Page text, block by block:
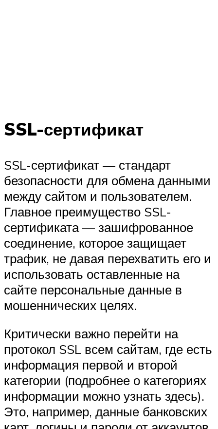
SSL-сертификат
SSL-сертификат — стандарт
безопасности для обмена данными
между сайтом и пользователем.
Главное преимущество SSL-
сертификата — зашифрованное
соединение, которое защищает
трафик, не давая перехватить его и
использовать оставленные на
сайте персональные данные в
мошеннических целях.
Критически важно перейти на
протокол SSL всем сайтам, где есть
информация первой и второй
категории (подробнее о категориях
информации можно узнать здесь).
Это, например, данные банковских